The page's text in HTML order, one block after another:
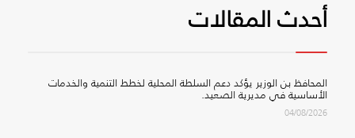
الصف
أحدث المقالات
المحافظ بن الوزير يؤكد دعم السلطة المحلية لخطط التنمية والخدمات
الأساسية في مديرية الصعيد.
04/08/2026